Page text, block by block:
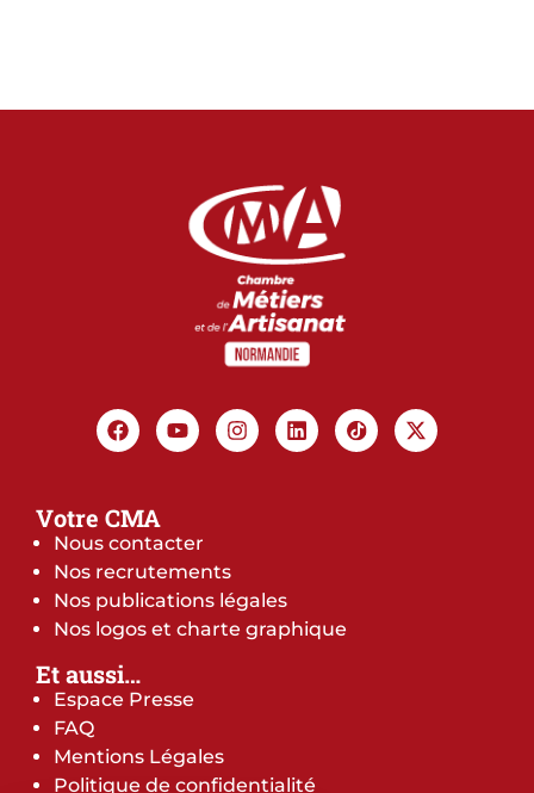
Votre CMA
Nous contacter
Nos recrutements
Nos publications légales
Nos logos et charte graphique
Et aussi…
Espace Presse
FAQ
Mentions Légales
Politique de confidentialité